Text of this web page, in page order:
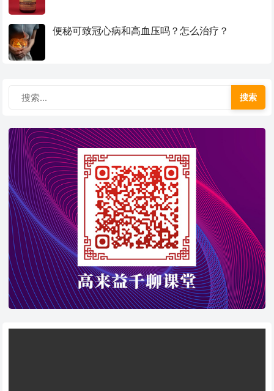
便秘可致冠心病和高血压吗？怎么治疗？
搜索